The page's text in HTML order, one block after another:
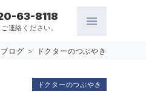
63-8118
連絡ください。
ログ > ドクターのつぶやき
ドクターのつぶやき